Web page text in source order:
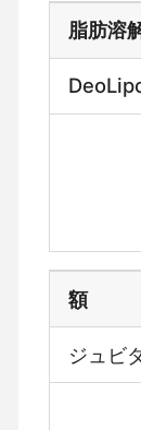
脂肪溶
額
ジュビ